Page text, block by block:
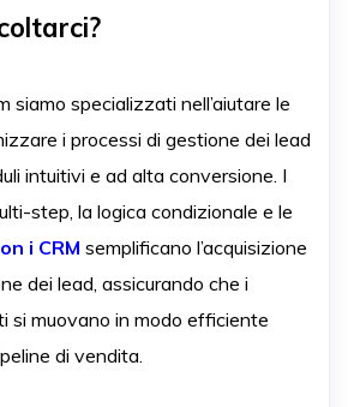
siamo specializzati nell’aiutare le
i processi di gestione dei lead
intuitivi e ad alta conversione. I
step, la logica condizionale e le
i CRM semplificano l’acquisizione
dei lead, assicurando che i
si muovano in modo efficiente
di vendita.